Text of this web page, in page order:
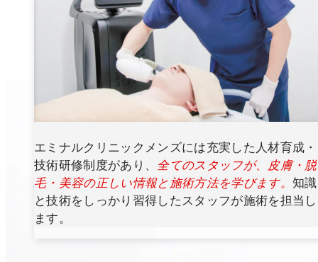
エミナルクリニックメンズには充実した人材育成・
技術研修制度があり、 全てのスタッフが、皮膚・脱
毛・美容の正しい情報と施術方法を学びます。 知識
と技術をしっかり習得したスタッフが施術を担当し
ます。